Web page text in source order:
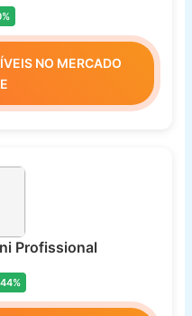
NO MERCADO
Profissional